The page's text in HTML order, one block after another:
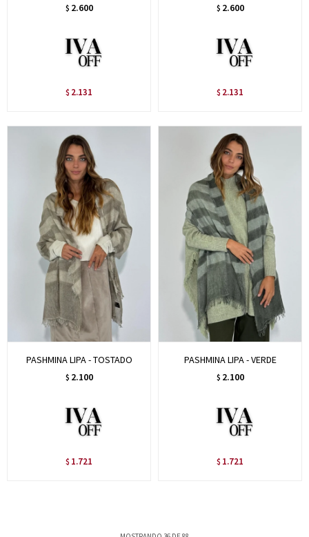
$ 2.600
$ 2.131
$ 2.600
$ 2.131
PASHMINA LIPA - TOSTADO
$ 2.100
$ 1.721
PASHMINA LIPA - VERDE
$ 2.100
$ 1.721